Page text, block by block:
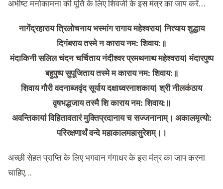
अभीष्ट मनोकामना की पूर्ति के लिए शिवजी के इस मंत्र का जाप करें…
नागेंद्रहाराय त्रिलोचनाय भस्मांग रागाय महेश्वराय| नित्याय शुद्धाय
दिगंबराय तस्मे न काराय नम: शिवाय:॥
मंदाकिनी सलिल चंदन चर्चिताय नंदीश्वर प्रमथनाथ महेश्वराय| मंदारपुष्प
बहुपुष्प सुपूजिताय तस्मे म काराय नम: शिवाय:॥
शिवाय गौरी वदनाब्जवृंद सूर्याय दक्षाध्वरनाशकाय| श्री नीलकंठाय
वृषभद्धजाय तस्मै शि काराय नम: शिवाय:॥
अवन्तिकायां विहितावतारं मुक्तिप्रदानाय च सज्जनानाम्। अकालमृत्यो:
परिरक्षणार्थं वन्दे महाकालमहासुरेशम्।।
अच्छी सेहत प्राप्ति के लिए भगवान गंगाधर के इस मंत्र का जाप करना
चाहिए…